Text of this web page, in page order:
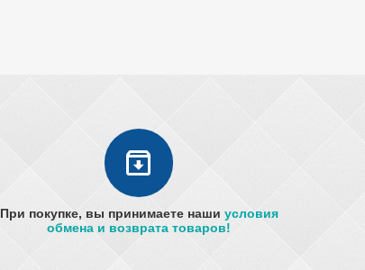
При покупке, вы принимаете наши условия
обмена и возврата товаров!